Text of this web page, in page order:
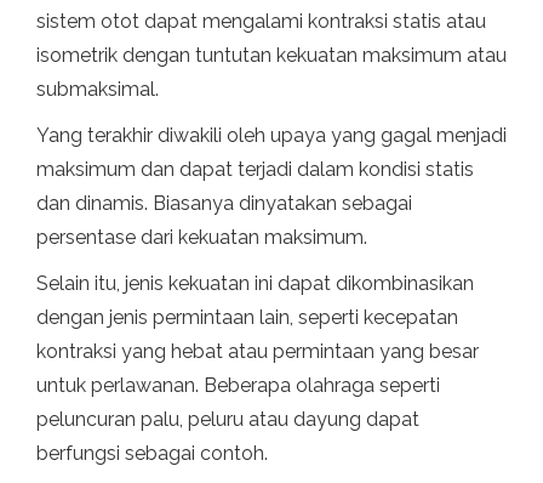
sistem otot dapat mengalami kontraksi statis atau
isometrik dengan tuntutan kekuatan maksimum atau
submaksimal.
Yang terakhir diwakili oleh upaya yang gagal menjadi
maksimum dan dapat terjadi dalam kondisi statis
dan dinamis. Biasanya dinyatakan sebagai
persentase dari kekuatan maksimum.
Selain itu, jenis kekuatan ini dapat dikombinasikan
dengan jenis permintaan lain, seperti kecepatan
kontraksi yang hebat atau permintaan yang besar
untuk perlawanan. Beberapa olahraga seperti
peluncuran palu, peluru atau dayung dapat
berfungsi sebagai contoh.